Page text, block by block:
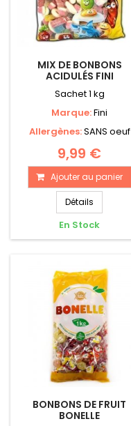
MIX DE BONBONS
ACIDULÉS FINI
Sachet 1 kg
Marque:Fini
Allergènes:SANS oeuf
9,99 €
Ajouter au panier
Détails
En Stock
BONBONS DE FRUIT
BONELLE